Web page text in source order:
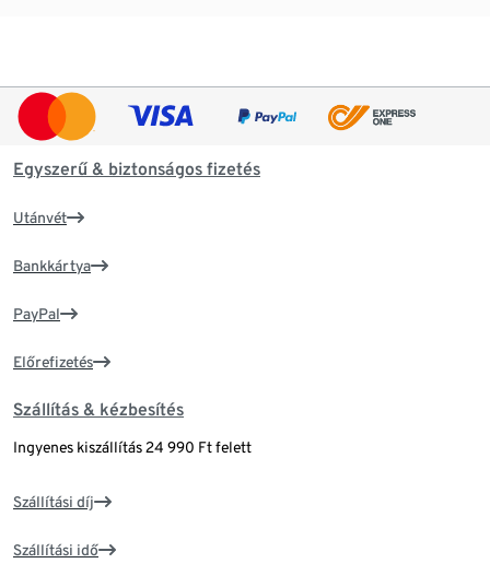
Egyszerű & biztonságos fizetés
Utánvét
Bankkártya
PayPal
Előrefizetés
Szállítás & kézbesítés
Ingyenes kiszállítás 24 990 Ft felett
Szállítási díj
Szállítási idő